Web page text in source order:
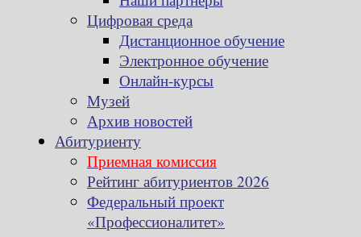
Цифровая среда
Дистанционное обучение
Электронное обучение
Онлайн-курсы
Музей
Архив новостей
Абитуриенту
Приемная комиссия
Рейтинг абитуриентов 2026
Федеральный проект
«Профессионалитет»